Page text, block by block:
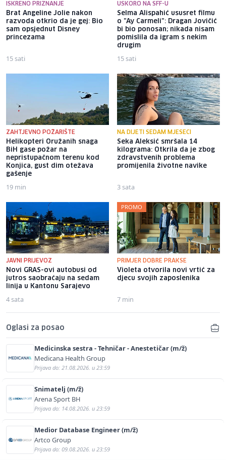
ISKRENO PRIZNANJE
Brat Angeline Jolie nakon
razvoda otkrio da je gej: Bio
sam opsjednut Disney
princezama
15 sati
USKORO NA SFF-U
Selma Alispahić ususret filmu
o "Ay Carmeli": Dragan Jovičić
bi bio ponosan; nikada nisam
pomislila da igram s nekim
drugim
15 sati
ZAHTJEVNO POŽARIŠTE
Helikopteri Oružanih snaga
BiH gase požar na
nepristupačnom terenu kod
Konjica, gust dim otežava
gašenje
19 min
NA DIJETI SEDAM MJESECI
Seka Aleksić smršala 14
kilograma: Otkrila da je zbog
zdravstvenih problema
promijenila životne navike
3 sata
JAVNI PRIJEVOZ
Novi GRAS-ovi autobusi od
jutros saobraćaju na sedam
linija u Kantonu Sarajevo
4 sata
PROMO
PRIMJER DOBRE PRAKSE
Violeta otvorila novi vrtić za
djecu svojih zaposlenika
7 min
Oglasi za posao
Medicinska sestra - Tehničar - Anestetičar (m/ž)
Medicana Health Group
Prijava do: 21.08.2026. u 23:59
Snimatelj (m/ž)
Arena Sport BH
Prijava do: 14.08.2026. u 23:59
Medior Database Engineer (m/ž)
Artco Group
Prijava do: 09.08.2026. u 23:59